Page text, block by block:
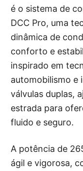
é o sistema de
DCC Pro, uma
dinâmica de
conforto e
inspirado em
automobilismo e
válvulas duplas,
estrada para
fluido e seguro.
A potência de
ágil e vigorosa,